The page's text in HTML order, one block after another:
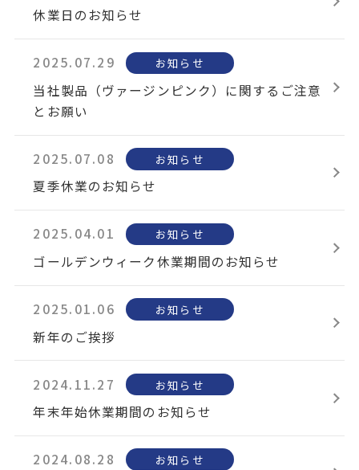
休業日のお知らせ
2025.07.29 お知らせ
当社製品（ヴァージンピンク）に関するご注意
とお願い
2025.07.08 お知らせ
夏季休業のお知らせ
2025.04.01 お知らせ
ゴールデンウィーク休業期間のお知らせ
2025.01.06 お知らせ
新年のご挨拶
2024.11.27 お知らせ
年末年始休業期間のお知らせ
2024.08.28 お知らせ